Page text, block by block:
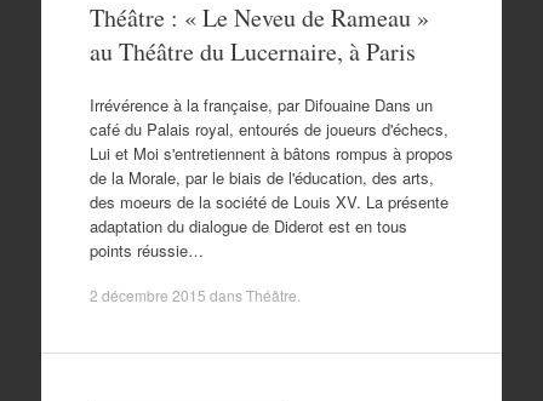
Théâtre : « Le Neveu de Rameau »
au Théâtre du Lucernaire, à Paris
Irrévérence à la française, par Difouaine Dans un
café du Palais royal, entourés de joueurs d'échecs,
Lui et Moi s'entretiennent à bâtons rompus à propos
de la Morale, par le biais de l'éducation, des arts,
des moeurs de la société de Louis XV. La présente
adaptation du dialogue de Diderot est en tous
points réussie…
2 décembre 2015 dansThéâtre